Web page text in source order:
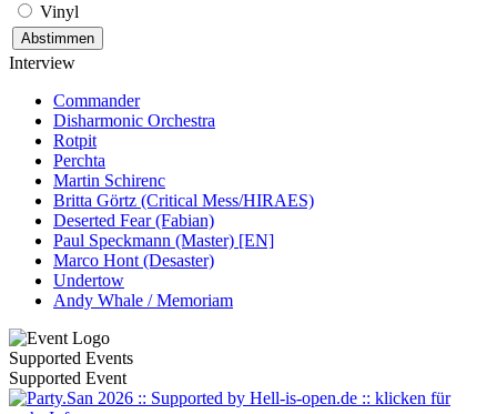
Vinyl
Interview
Commander
Disharmonic Orchestra
Rotpit
Perchta
Martin Schirenc
Britta Görtz (Critical Mess/HIRAES)
Deserted Fear (Fabian)
Paul Speckmann (Master) [EN]
Marco Hont (Desaster)
Undertow
Andy Whale / Memoriam
Supported Events
Supported Event